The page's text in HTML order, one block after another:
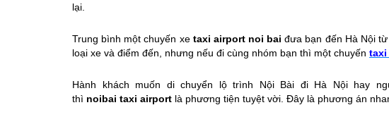
lại.
Trung bình một chuyến xe taxi airport noi bai đưa bạn đến Hà Nội
loại xe và điểm đến, nhưng nếu đi cùng nhóm bạn thì một chuyến taxi
Hành khách muốn di chuyển lộ trình Nội Bài đi Hà Nội hay
thì noibai taxi airport là phương tiện tuyệt vời. Đây là phương án